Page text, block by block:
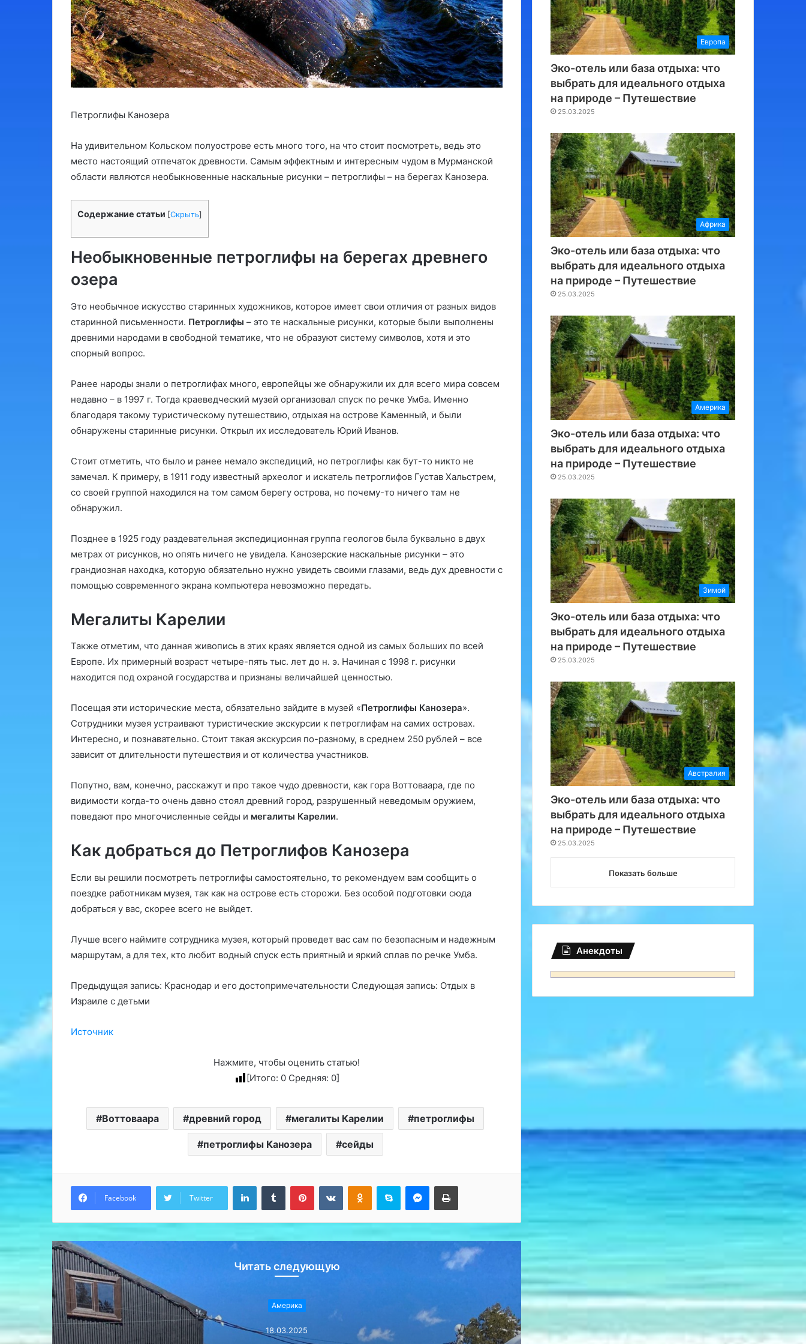
Петроглифы Канозера
На удивительном Кольском полуострове есть много того, на что стоит посмотреть, ведь это
место настоящий отпечаток древности. Самым эффектным и интересным чудом в Мурманской
области являются необыкновенные наскальные рисунки – петроглифы – на берегах Канозера.
Содержание статьи [Скрыть]
Необыкновенные петроглифы на берегах древнего
озера
Это необычное искусство старинных художников, которое имеет свои отличия от разных видов
старинной письменности. Петроглифы – это те наскальные рисунки, которые были выполнены
древними народами в свободной тематике, что не образуют систему символов, хотя и это
спорный вопрос.
Ранее народы знали о петроглифах много, европейцы же обнаружили их для всего мира совсем
недавно – в 1997 г. Тогда краеведческий музей организовал спуск по речке Умба. Именно
благодаря такому туристическому путешествию, отдыхая на острове Каменный, и были
обнаружены старинные рисунки. Открыл их исследователь Юрий Иванов.
Стоит отметить, что было и ранее немало экспедиций, но петроглифы как бут-то никто не
замечал. К примеру, в 1911 году известный археолог и искатель петроглифов Густав Хальстрем,
со своей группой находился на том самом берегу острова, но почему-то ничего там не
обнаружил.
Позднее в 1925 году раздевательная экспедиционная группа геологов была буквально в двух
метрах от рисунков, но опять ничего не увидела. Канозерские наскальные рисунки – это
грандиозная находка, которую обязательно нужно увидеть своими глазами, ведь дух древности с
помощью современного экрана компьютера невозможно передать.
Мегалиты Карелии
Также отметим, что данная живопись в этих краях является одной из самых больших по всей
Европе. Их примерный возраст четыре-пять тыс. лет до н. э. Начиная с 1998 г. рисунки
находится под охраной государства и признаны величайшей ценностью.
Посещая эти исторические места, обязательно зайдите в музей «Петроглифы Канозера».
Сотрудники музея устраивают туристические экскурсии к петроглифам на самих островах.
Интересно, и познавательно. Стоит такая экскурсия по-разному, в среднем 250 рублей – все
зависит от длительности путешествия и от количества участников.
Попутно, вам, конечно, расскажут и про такое чудо древности, как гора Воттоваара, где по
видимости когда-то очень давно стоял древний город, разрушенный неведомым оружием,
поведают про многочисленные сейды и мегалиты Карелии.
Как добраться до Петроглифов Канозера
Если вы решили посмотреть петроглифы самостоятельно, то рекомендуем вам сообщить о
поездке работникам музея, так как на острове есть сторожи. Без особой подготовки сюда
добраться у вас, скорее всего не выйдет.
Лучше всего наймите сотрудника музея, который проведет вас сам по безопасным и надежным
маршрутам, а для тех, кто любит водный спуск есть приятный и яркий сплав по речке Умба.
Предыдущая запись: Краснодар и его достопримечательности Следующая запись: Отдых в
Израиле с детьми
Источник
Нажмите, чтобы оценить статью!
[Итого: 0Средняя: 0]
Воттоваара древний город мегалиты Карелии петроглифы
петроглифы Канозера сейды
Facebook Twitter
LinkedInTumblr PinterestВконтактеОдноклассники
Skype MessengerПечатать
Читать следующую
Америка
18.03.2025
Америка
15.03.2025
Европа
Эко-отель или база отдыха: что
выбрать для идеального отдыха
на природе – Путешествие
25.03.2025
Африка
Эко-отель или база отдыха: что
выбрать для идеального отдыха
на природе – Путешествие
25.03.2025
Америка
Эко-отель или база отдыха: что
выбрать для идеального отдыха
на природе – Путешествие
25.03.2025
Зимой
Эко-отель или база отдыха: что
выбрать для идеального отдыха
на природе – Путешествие
25.03.2025
Австралия
Эко-отель или база отдыха: что
выбрать для идеального отдыха
на природе – Путешествие
25.03.2025
Показать больше
Анекдоты